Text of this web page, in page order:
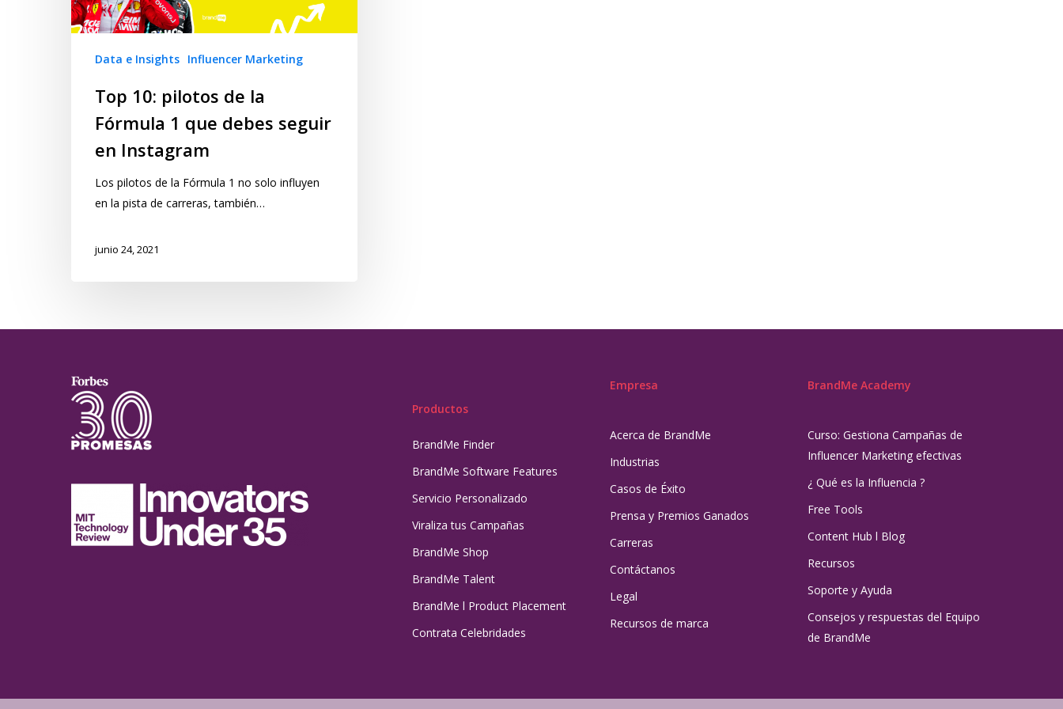
Data e Insights Influencer Marketing
Top 10: pilotos de la
Fórmula 1 que debes seguir
en Instagram
Los pilotos de la Fórmula 1 no solo influyen
en la pista de carreras, también…
junio 24, 2021
Productos
BrandMe Finder
BrandMe Software Features
Servicio Personalizado
Viraliza tus Campañas
BrandMe Shop
BrandMe Talent
BrandMe l Product Placement
Contrata Celebridades
Empresa
Acerca de BrandMe
Industrias
Casos de Éxito
Prensa y Premios Ganados
Carreras
Contáctanos
Legal
Recursos de marca
BrandMe Academy
Curso: Gestiona Campañas de
Influencer Marketing efectivas
¿ Qué es la Influencia ?
Free Tools
Content Hub l Blog
Recursos
Soporte y Ayuda
Consejos y respuestas del Equipo
de BrandMe